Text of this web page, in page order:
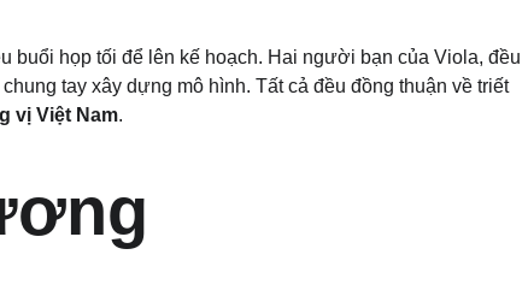
buổi họp tối để lên kế hoạch. Hai người bạn của Viola, đều
tay xây dựng mô hình. Tất cả đều đồng thuận về triết
vị Việt Nam.